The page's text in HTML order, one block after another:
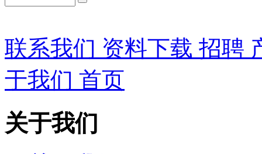
联系我们 资料下载 招聘
于我们 首页
关于我们